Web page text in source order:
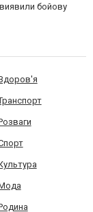
виявили бойову